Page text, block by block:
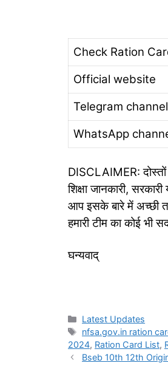
Check Ration
Official website
Telegram channel
WhatsApp
DISCLAIMER: दोस्तों
शिक्षा जानकारी,
आप इसके बारे में अच्छी
हमारी टीम का कोई भी
घन्यवाद्
Categories
Latest Updates
Tags
nfsa.gov.in ration
2024, Ration Card List,
Bseb 10th 12th